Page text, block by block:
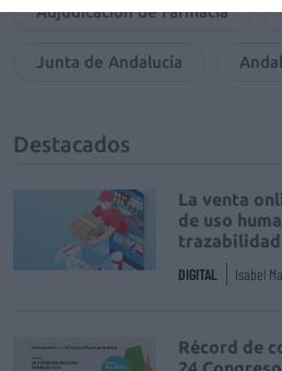
Adjudicación de Farmacia
Junta de Andalucía
Destacados
La venta
de uso
trazabilidad
DIGITAL Isabel
Récord de